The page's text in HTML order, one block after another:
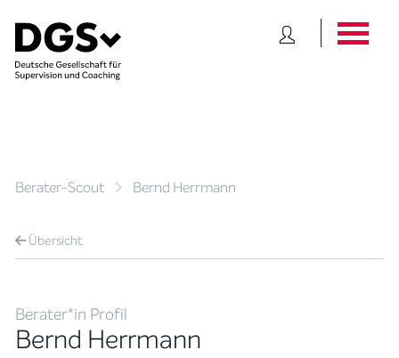
Berater-Scout Bernd Herrmann
Übersicht
Berater*in Profil
Bernd Herrmann